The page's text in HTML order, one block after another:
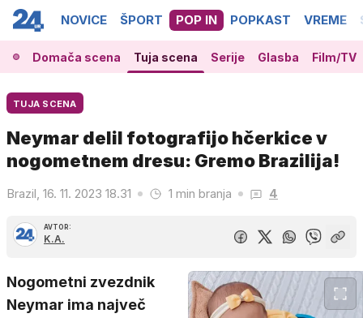
NOVICE ŠPORT POP IN POPKAST VREME
Domača scena Tuja scena Serije Glasba Film/TV
TUJA SCENA
Neymar delil fotografijo hčerkice v
nogometnem dresu: Gremo Brazilija!
Brazil, 16. 11. 2023 18.31 1 min branja 4
AVTOR:
K.A.
Nogometni zvezdnik
Neymar ima največ